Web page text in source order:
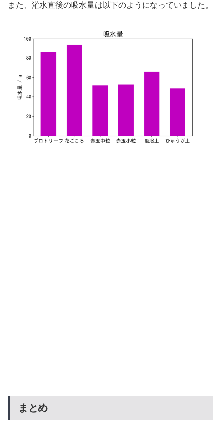
また、灌水直後の吸水量は以下のようになっていました。
まとめ